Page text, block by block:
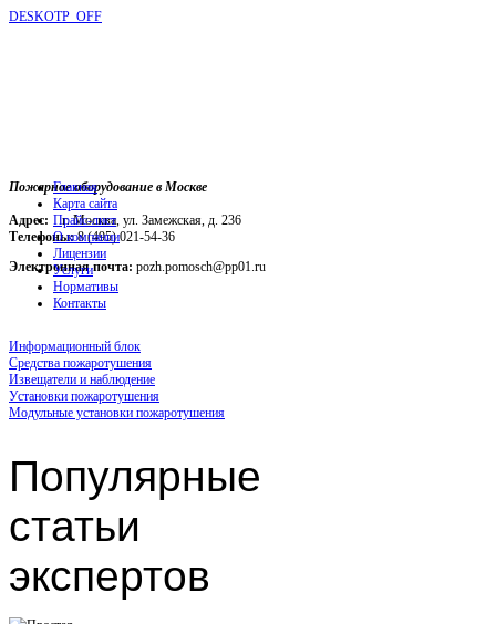
DESKOTP_OFF
Пожарное оборудование в Москве
Адрес: г. Москва, ул. Замежская, д. 236
Телефоны:8 (495) 021-54-36
Электронная почта: pozh.pomosch@pp01.ru
Главная
Карта сайта
Прайс-лист
О компании
Лицензии
Услуги
Нормативы
Контакты
Информационный блок
Средства пожаротушения
Извещатели и наблюдение
Установки пожаротушения
Модульные установки пожаротушения
Популярные
статьи
экспертов